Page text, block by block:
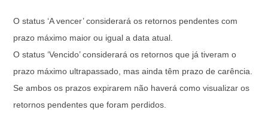
O status ‘A vencer’ considerará os retornos pendentes com
prazo máximo maior ou igual a data atual.
O status ‘Vencido’ considerará os retornos que já tiveram o
prazo máximo ultrapassado, mas ainda têm prazo de carência.
Se ambos os prazos expirarem não haverá como visualizar os
retornos pendentes que foram perdidos.